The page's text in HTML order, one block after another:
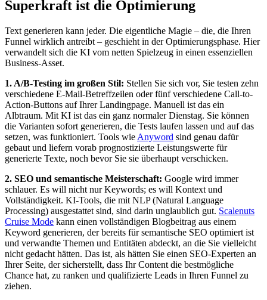
Superkraft ist die Optimierung
Text generieren kann jeder. Die eigentliche Magie – die, die Ihren
Funnel wirklich antreibt – geschieht in der Optimierungsphase. Hier
verwandelt sich die KI vom netten Spielzeug in einen essenziellen
Business-Asset.
1. A/B-Testing im großen Stil: Stellen Sie sich vor, Sie testen zehn
verschiedene E-Mail-Betreffzeilen oder fünf verschiedene Call-to-
Action-Buttons auf Ihrer Landingpage. Manuell ist das ein
Albtraum. Mit KI ist das ein ganz normaler Dienstag. Sie können
die Varianten sofort generieren, die Tests laufen lassen und auf das
setzen, was funktioniert. Tools wie Anyword sind genau dafür
gebaut und liefern vorab prognostizierte Leistungswerte für
generierte Texte, noch bevor Sie sie überhaupt verschicken.
2. SEO und semantische Meisterschaft: Google wird immer
schlauer. Es will nicht nur Keywords; es will Kontext und
Vollständigkeit. KI-Tools, die mit NLP (Natural Language
Processing) ausgestattet sind, sind darin unglaublich gut. Scalenuts
Cruise Mode kann einen vollständigen Blogbeitrag aus einem
Keyword generieren, der bereits für semantische SEO optimiert ist
und verwandte Themen und Entitäten abdeckt, an die Sie vielleicht
nicht gedacht hätten. Das ist, als hätten Sie einen SEO-Experten an
Ihrer Seite, der sicherstellt, dass Ihr Content die bestmögliche
Chance hat, zu ranken und qualifizierte Leads in Ihren Funnel zu
ziehen.